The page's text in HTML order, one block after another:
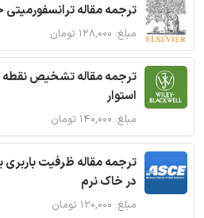
ترجمه مقاله
مبلغ: ۱۲۸,۰۰۰ تومان
ترجمه مقاله تشخیص نقطه
استوار
مبلغ: ۱۴۰,۰۰۰ تومان
ترجمه مقاله ظرفیت
در خاک نرم
مبلغ: ۱۲۰,۰۰۰ تومان